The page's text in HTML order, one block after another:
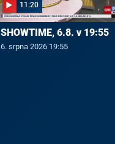
11:20
SHOWTIME, 6.8. v 19:55
6. srpna 2026 19:55